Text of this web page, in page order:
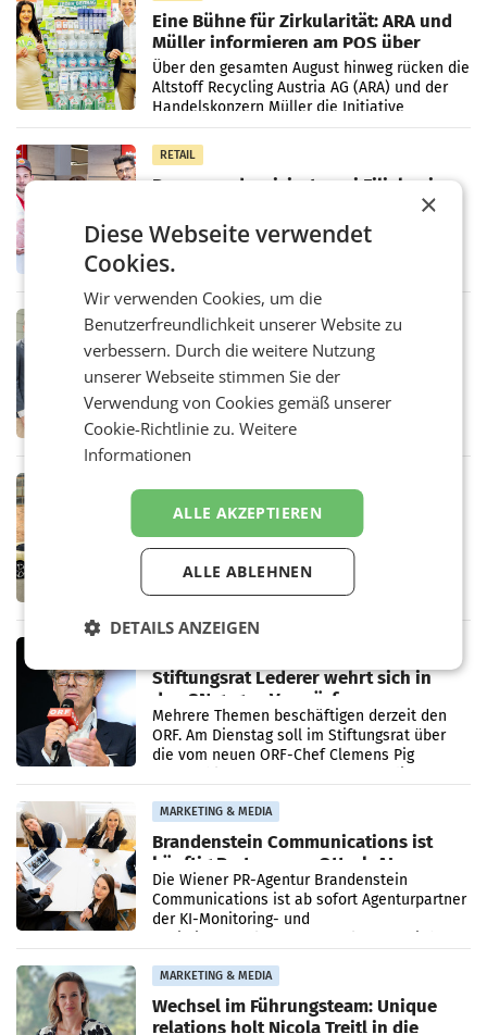
Eine Bühne für Zirkularität: ARA und
Müller informieren am POS über
Kreislauffähigkeit
Über den gesamten August hinweg rücken die
Altstoff Recycling Austria AG (ARA) und der
Handelskonzern Müller die Initiative
„Kreislauf-Helden“ in allen österreichischen
Müller-Filialen
RETAIL
Penny modernisiert zwei Filialen in
WIENER NEUDORF. – Im Rahmen einer
laufenden Modernisierungsoffensive
erneuert Penny zwei Filialen in Nieder- und
in Haag sowie im rund
RETAIL
Alles bereit für den Wechsel: Jürgen
Albrecht setzt ab 1.1.2027 auf Adeg
WIENER NEUDORF. – Die geplante
Zusammenarbeit zwischen Adeg und dem
Vorarlberger Kaufmann Jürgen Albrecht ist
Bundeswettbewerbsbehörde und der
Rekordergebnis im Juli: Leapmotor
verdoppelt Auslieferungen und
überschreitet die 100.000er-Marke
– Im Juli 2026 erreichte Leapmotor einen
wichtigen Meilenstein und lieferte weltweit
101.267 Fahrzeuge aus, womit sich das
Ergebnis gegenüber Juli 2025 mehr als
verdoppelte (+102
Stiftungsrat Lederer wehrt sich in
den SN gegen Vorwürfe
Mehrere Themen beschäftigen derzeit den
ORF. Am Dienstag soll im Stiftungsrat über
die vom neuen ORF-Chef Clemens Pig
MARKETING & MEDIA
Brandenstein Communications ist
künftig Partner von OtterlyAI
Die Wiener PR-Agentur Brandenstein
Communications ist ab sofort Agenturpartner
der KI-Monitoring- und
MARKETING & MEDIA
Wechsel im Führungsteam: Unique
relations holt Nicola Treitl in die
×
Diese Webseite verwendet
Cookies.
Wir verwenden Cookies, um die
Benutzerfreundlichkeit unserer Website zu
verbessern. Durch die weitere Nutzung
unserer Webseite stimmen Sie der
Verwendung von Cookies gemäß unserer
Cookie-Richtlinie zu.Weitere
Informationen
ALLE AKZEPTIEREN
ALLE ABLEHNEN
DETAILS ANZEIGEN